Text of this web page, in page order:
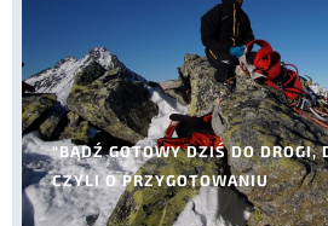
“BĄDŹ GOTOWY DZIŚ DO
CZYLI O PRZYGOTOWANIU